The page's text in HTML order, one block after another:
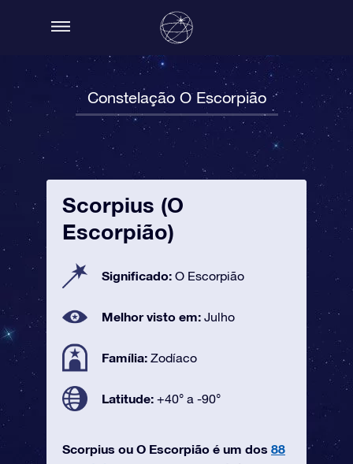
Constelação O Escorpião
Scorpius (O
Escorpião)
Significado: O Escorpião
Melhor visto em: Julho
Família: Zodíaco
Latitude: +40° a -90°
Scorpius ou O Escorpião é um dos 88